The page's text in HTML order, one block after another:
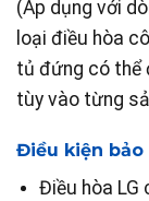
(Áp dụng với
loại điều hòa
tủ đứng có thể
tùy vào từng
Điều kiện bảo
Điều hòa LG